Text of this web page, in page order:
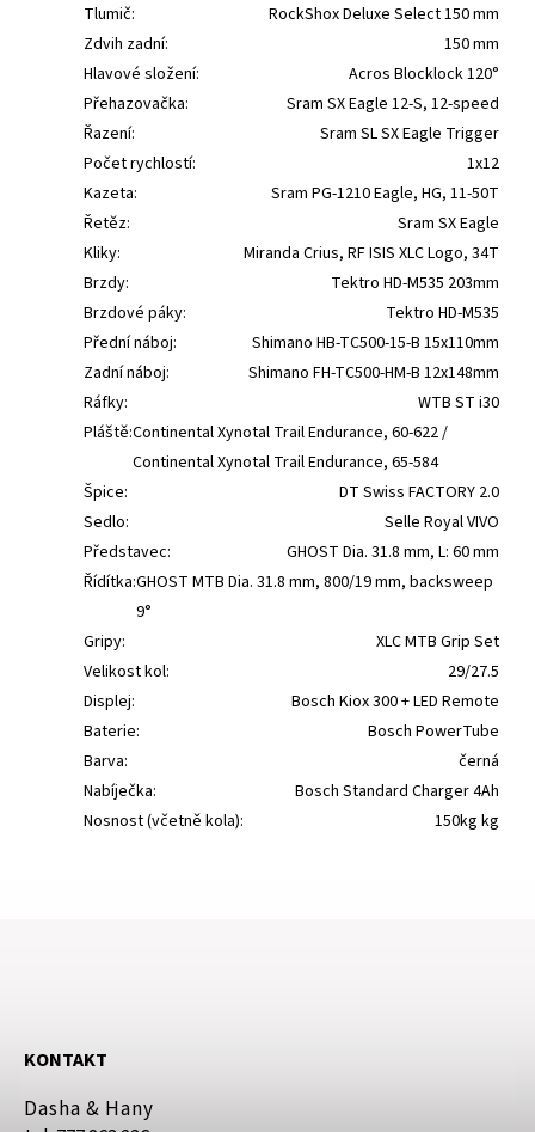
Tlumič:
RockShox Deluxe Select 150 mm
Zdvih zadní:
150 mm
Hlavové složení:
Acros Blocklock 120°
Přehazovačka:
Sram SX Eagle 12-S, 12-speed
Řazení:
Sram SL SX Eagle Trigger
Počet rychlostí:
1x12
Kazeta:
Sram PG-1210 Eagle, HG, 11-50T
Řetěz:
Sram SX Eagle
Kliky:
Miranda Crius, RF ISIS XLC Logo, 34T
Brzdy:
Tektro HD-M535 203mm
Brzdové páky:
Tektro HD-M535
Přední náboj:
Shimano HB-TC500-15-B 15x110mm
Zadní náboj:
Shimano FH-TC500-HM-B 12x148mm
Ráfky:
WTB ST i30
Pláště:Continental Xynotal Trail Endurance, 60-622 /
Continental Xynotal Trail Endurance, 65-584
Špice:
DT Swiss FACTORY 2.0
Sedlo:
Selle Royal VIVO
Představec:
GHOST Dia. 31.8 mm, L: 60 mm
Řídítka:GHOST MTB Dia. 31.8 mm, 800/19 mm, backsweep
9°
Gripy:
XLC MTB Grip Set
Velikost kol:
29/27.5
Displej:
Bosch Kiox 300 + LED Remote
Baterie:
Bosch PowerTube
Barva:
černá
Nabíječka:
Bosch Standard Charger 4Ah
Nosnost (včetně kola):
150kg kg
KONTAKT
Dasha & Hany